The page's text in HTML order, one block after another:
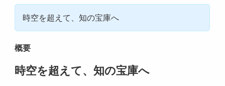
時空を超えて、知の宝庫へ
概要
時空を超えて、知の宝庫へ